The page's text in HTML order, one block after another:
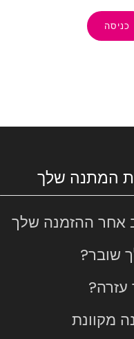
המתנה שלך
אחר ההזמנה שלך
שובר?
עזרה?
מקוונת